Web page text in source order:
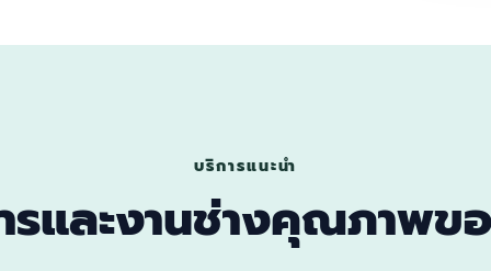
บริการแนะนำ
รและงานช่างคุณภาพขอ